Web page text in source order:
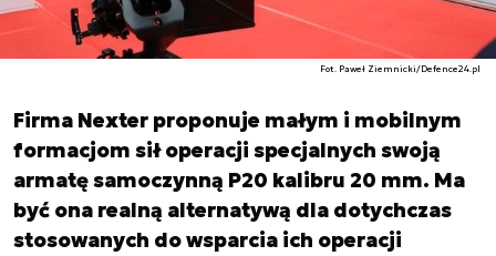
Fot. Paweł Ziemnicki/Defence24.pl
Firma Nexter proponuje małym i mobilnym
formacjom sił operacji specjalnych swoją
armatę samoczynną P20 kalibru 20 mm. Ma
być ona realną alternatywą dla dotychczas
stosowanych do wsparcia ich operacji